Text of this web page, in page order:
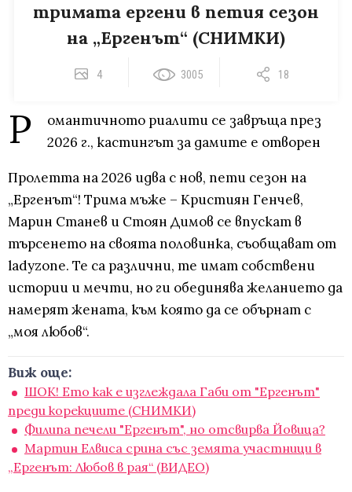
тримата ергени в петия сезон
на „Ергенът“ (СНИМКИ)
4 3005 18
Р
омантичното риалити се завръща през
2026 г., кастингът за дамите е отворен
Пролетта на 2026 идва с нов, пети сезон на
„Ергенът“! Трима мъже – Кристиян Генчев,
Марин Станев и Стоян Димов се впускат в
търсенето на своята половинка, съобщават от
ladyzone. Те са различни, те имат собствени
истории и мечти, но ги обединява желанието да
намерят жената, към която да се обърнат с
„моя любов“.
Виж още:
ШОК! Ето как е изглеждала Габи от "Ергенът"
преди корекциите (СНИМКИ)
Филипа печели "Ергенът", но отсвирва Йовица?
Мартин Елвиса срина със земята участници в
„Ергенът: Любов в рая“ (ВИДЕО)